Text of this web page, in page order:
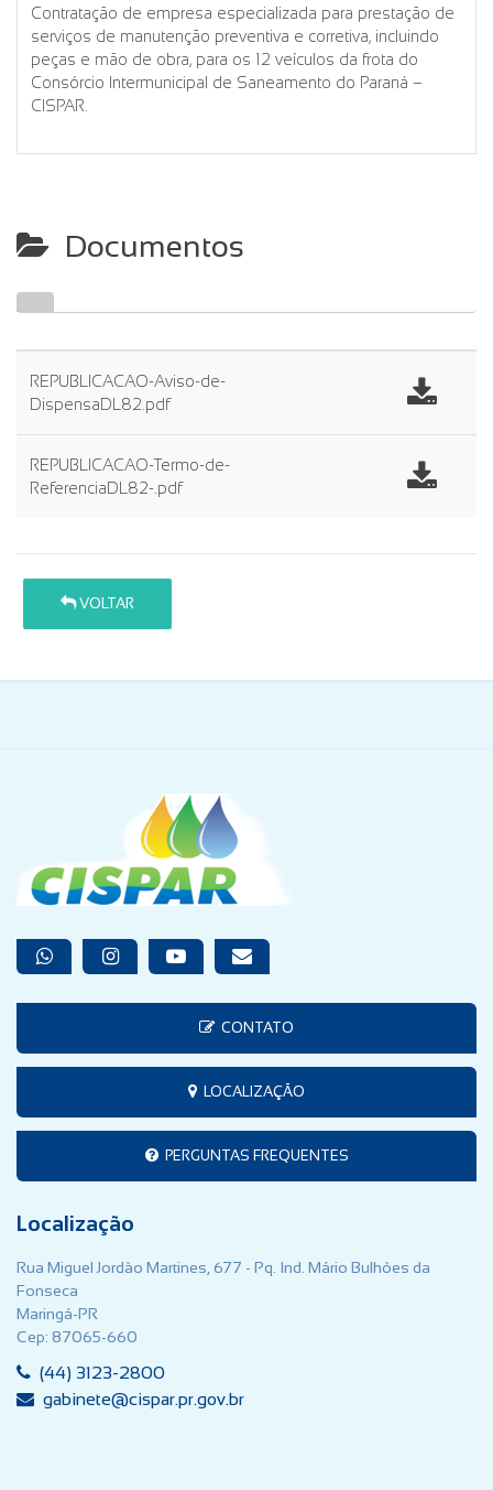
Contratação de empresa especializada para prestação de
serviços de manutenção preventiva e corretiva, incluindo
peças e mão de obra, para os 12 veículos da frota do
Consórcio Intermunicipal de Saneamento do Paraná –
CISPAR.
Documentos
REPUBLICACAO-Aviso-de-
DispensaDL82.pdf
REPUBLICACAO-Termo-de-
ReferenciaDL82-.pdf
VOLTAR
CONTATO
LOCALIZAÇÃO
PERGUNTAS FREQUENTES
Localização
Rua Miguel Jordão Martines, 677 - Pq. Ind. Mário Bulhões da
Fonseca
Maringá-PR
Cep: 87065-660
(44) 3123-2800
gabinete@cispar.pr.gov.br